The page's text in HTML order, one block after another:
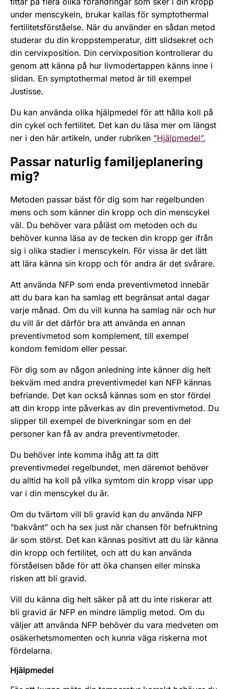
under menscykeln, brukar kallas för symptothermal
fertilitetsförståelse. När du använder en sådan metod
studerar du din kroppstemperatur, ditt slidsekret och
din cervixposition. Din cervixposition kontrollerar du
genom att känna på hur livmodertappen känns inne i
slidan. En symptothermal metod är till exempel
Justisse.
Du kan använda olika hjälpmedel för att hålla koll på
din cykel och fertilitet. Det kan du läsa mer om längst
ner i den här artikeln, under rubriken ”Hjälpmedel”.
Passar naturlig familjeplanering
mig?
Metoden passar bäst för dig som har regelbunden
mens och som känner din kropp och din menscykel
väl. Du behöver vara påläst om metoden och du
behöver kunna läsa av de tecken din kropp ger ifrån
sig i olika stadier i menscykeln. För vissa är det lätt
att lära känna sin kropp och för andra är det svårare.
Att använda NFP som enda preventivmetod innebär
att du bara kan ha samlag ett begränsat antal dagar
varje månad. Om du vill kunna ha samlag när och hur
du vill är det därför bra att använda en annan
preventivmetod som komplement, till exempel
kondom femidom eller pessar.
För dig som av någon anledning inte känner dig helt
bekväm med andra preventivmedel kan NFP kännas
befriande. Det kan också kännas som en stor fördel
att din kropp inte påverkas av din preventivmetod. Du
slipper till exempel de biverkningar som en del
personer kan få av andra preventivmetoder.
Du behöver inte komma ihåg att ta ditt
preventivmedel regelbundet, men däremot behöver
du alltid ha koll på vilka symtom din kropp visar upp
var i din menscykel du är.
Om du tvärtom vill bli gravid kan du använda NFP
“bakvänt” och ha sex just när chansen för befruktning
är som störst. Det kan kännas positivt att du lär känna
din kropp och fertilitet, och att du kan använda
förståelsen både för att öka chansen eller minska
risken att bli gravid.
Vill du känna dig helt säker på att du inte riskerar att
bli gravid är NFP en mindre lämplig metod. Om du
väljer att använda NFP behöver du vara medveten om
osäkerhetsmomenten och kunna väga riskerna mot
fördelarna.
Hjälpmedel